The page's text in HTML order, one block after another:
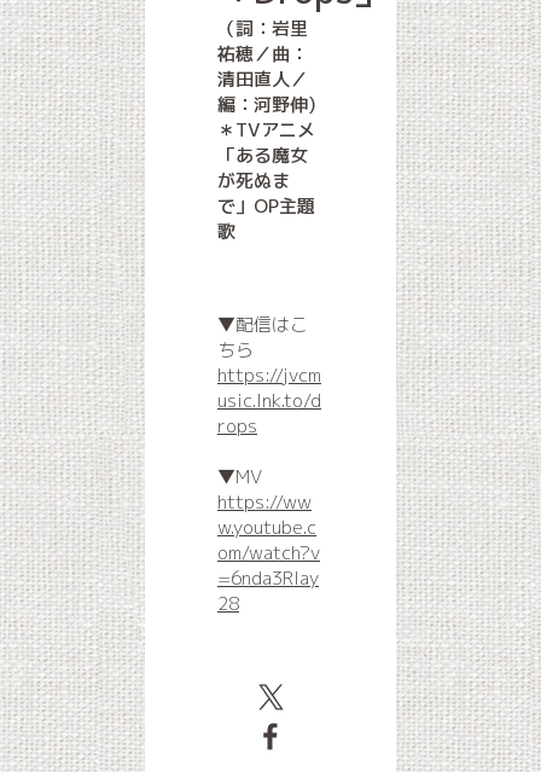
（詞：岩里
祐穂／曲：
清田直人／
編：河野伸)
＊TVアニメ
「ある魔女
が死ぬま
で」OP主題
歌
▼配信はこ
ちら
https://jvcm
usic.lnk.to/d
rops
▼MV
https://ww
w.youtube.c
om/watch?v
=6nda3Rlay
28